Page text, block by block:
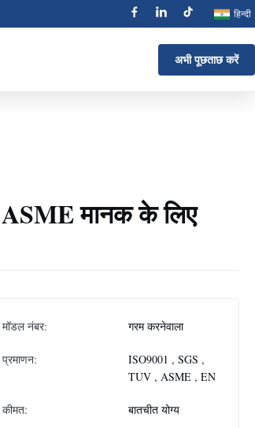
हिन्दी
अभी पूछताछ करें
ASME मानक के लिए
मॉडल नंबर: गरम करनेवाला
प्रमाणन:
ISO9001 , SGS ,
TUV , ASME , EN
कीमत: बातचीत योग्य